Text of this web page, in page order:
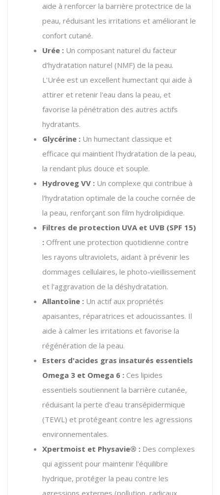
aide à renforcer la barrière protectrice de la
peau, réduisant les irritations et améliorant le
confort cutané.
Urée : Un composant naturel du facteur
d'hydratation naturel (NMF) de la peau.
L'Urée est un excellent humectant qui aide à
attirer et retenir l'eau dans la peau, et
favorise la pénétration des autres actifs
hydratants.
Glycérine : Un humectant classique et
efficace qui maintient l'hydratation de la peau,
la rendant plus douce et souple.
Hydroveg VV : Un complexe qui contribue à
l'hydratation optimale de la couche cornée de
la peau, renforçant son film hydrolipidique.
Filtres de protection UVA et UVB (SPF 15)
: Offrent une protection quotidienne contre
les rayons ultraviolets, aidant à prévenir les
dommages cellulaires, le photo-vieillissement
et l'aggravation de la déshydratation.
Allantoïne : Un actif aux propriétés
apaisantes, réparatrices et adoucissantes. Il
aide à calmer les irritations et favorise la
régénération de la peau.
Esters d'acides gras insaturés essentiels
Omega 3 et Omega 6 : Ces lipides
essentiels soutiennent la barrière cutanée,
réduisant la perte d'eau transépidermique
(TEWL) et protégeant contre les agressions
environnementales.
Xpertmoist et Physavie® : Des complexes
qui agissent pour maintenir l'équilibre
hydrique, protéger la peau contre les
agressions externes (pollution, radicaux